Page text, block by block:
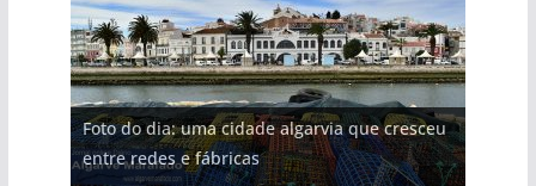
Foto do dia: uma cidade algarvia que cresceu
entre redes e fábricas